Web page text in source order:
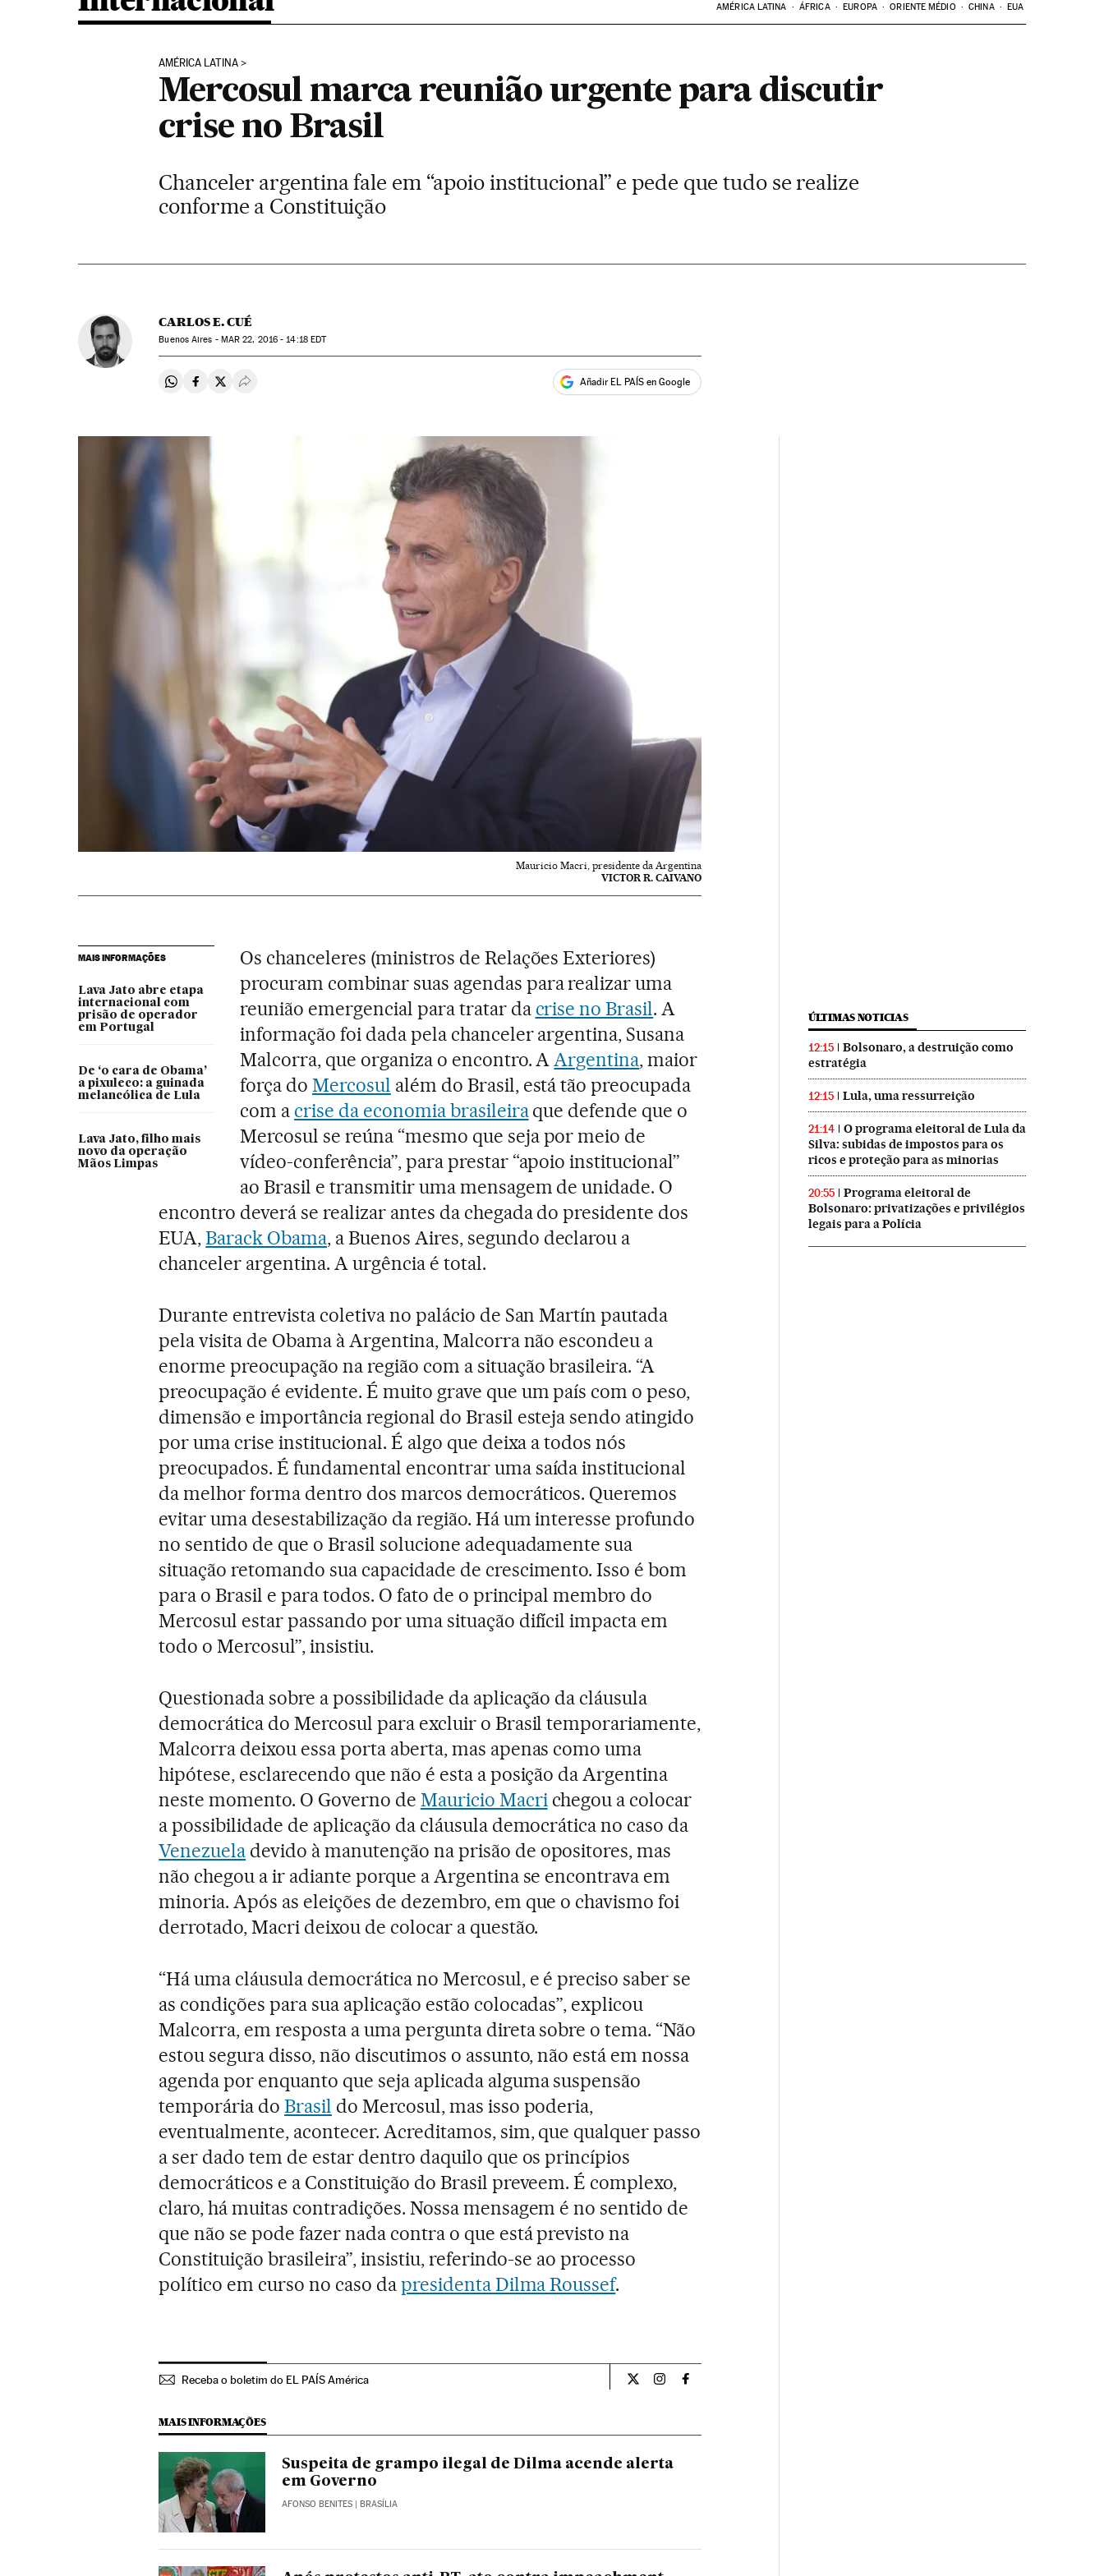
AMÉRICA LATINA ÁFRICA EUROPA ORIENTE MÉDIO CHINA EUA
AMÉRICA LATINA
Mercosul marca reunião urgente para discutir
crise no Brasil
Chanceler argentina fale em “apoio institucional” e pede que tudo se realize
conforme a Constituição
CARLOS E. CUÉ
Buenos Aires - MAR 22, 2016 - 14:18EDT
Compartir en Whatsapp
Compartir en Facebook
Compartir en Twitter
Desplegar Redes Sociales Añadir EL PAÍS en Google
Mauricio Macri, presidente da Argentina
VICTOR R. CAIVANO
MAIS INFORMAÇÕES
Lava Jato abre etapa
internacional com
prisão de operador
em Portugal
De ‘o cara de Obama’
a pixuleco: a guinada
melancólica de Lula
Lava Jato, filho mais
novo da operação
Mãos Limpas
Os chanceleres (ministros de Relações Exteriores)
procuram combinar suas agendas para realizar uma
reunião emergencial para tratar da crise no Brasil. A
informação foi dada pela chanceler argentina, Susana
Malcorra, que organiza o encontro. AArgentina, maior
força do Mercosul além do Brasil, está tão preocupada
com a crise da economia brasileiraque defende que o
Mercosul se reúna “mesmo que seja por meio de
vídeo-conferência”, para prestar “apoio institucional”
ao Brasil e transmitir uma mensagem de unidade. O
encontro deverá se realizar antes da chegada do presidente dos
EUA,Barack Obama, a Buenos Aires, segundo declarou a
chanceler argentina. A urgência é total.
Durante entrevista coletiva no palácio de San Martín pautada
pela visita de Obama à Argentina, Malcorra não escondeu a
enorme preocupação na região com a situação brasileira. “A
preocupação é evidente. É muito grave que um país com o peso,
dimensão e importância regional do Brasil esteja sendo atingido
por uma crise institucional. É algo que deixa a todos nós
preocupados. É fundamental encontrar uma saída institucional
da melhor forma dentro dos marcos democráticos. Queremos
evitar uma desestabilização da região. Há um interesse profundo
no sentido de que o Brasil solucione adequadamente sua
situação retomando sua capacidade de crescimento. Isso é bom
para o Brasil e para todos. O fato de o principal membro do
Mercosul estar passando por uma situação difícil impacta em
todo o Mercosul”, insistiu.
Questionada sobre a possibilidade da aplicação da cláusula
democrática do Mercosul para excluir o Brasil temporariamente,
Malcorra deixou essa porta aberta, mas apenas como uma
hipótese, esclarecendo que não é esta a posição da Argentina
neste momento. O Governo de Mauricio Macrichegou a colocar
a possibilidade de aplicação da cláusula democrática no caso da
Venezuela devido à manutenção na prisão de opositores, mas
não chegou a ir adiante porque a Argentina se encontrava em
minoria. Após as eleições de dezembro, em que o chavismo foi
derrotado, Macri deixou de colocar a questão.
“Há uma cláusula democrática no Mercosul, e é preciso saber se
as condições para sua aplicação estão colocadas”, explicou
Malcorra, em resposta a uma pergunta direta sobre o tema. “Não
estou segura disso, não discutimos o assunto, não está em nossa
agenda por enquanto que seja aplicada alguma suspensão
temporária doBrasil do Mercosul, mas isso poderia,
eventualmente, acontecer. Acreditamos, sim, que qualquer passo
a ser dado tem de estar dentro daquilo que os princípios
democráticos e a Constituição do Brasil preveem. É complexo,
claro, há muitas contradições. Nossa mensagem é no sentido de
que não se pode fazer nada contra o que está previsto na
Constituição brasileira”, insistiu, referindo-se ao processo
político em curso no caso dapresidenta Dilma Roussef.
Receba o boletim do EL PAÍS América Internacional El País Brasil en Twitter
Internacional El País Brasil en Instagram
Internacional El País Brasil en Facebook
MAIS INFORMAÇÕES
Suspeita de grampo ilegal de Dilma acende alerta
em Governo
AFONSO BENITES | BRASÍLIA
ÚLTIMAS NOTICIAS
12:15
Bolsonaro, a destruição como
estratégia
12:15 Lula, uma ressurreição
21:14
O programa eleitoral de Lula da
Silva: subidas de impostos para os
ricos e proteção para as minorias
20:55
Programa eleitoral de
Bolsonaro: privatizações e privilégios
legais para a Polícia